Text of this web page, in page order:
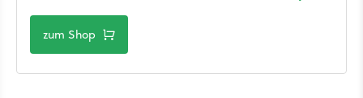
zum Shop